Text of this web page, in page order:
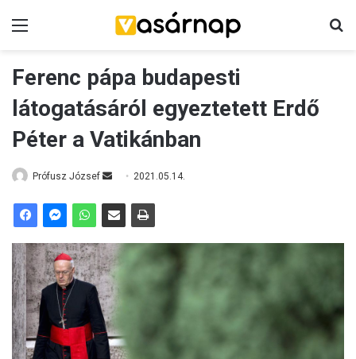
Ferenc pápa budapesti
látogatásáról egyeztetett Erdő
Péter a Vatikánban
Prófusz József
n
a
n
e
m
a
i
2021.05.14.